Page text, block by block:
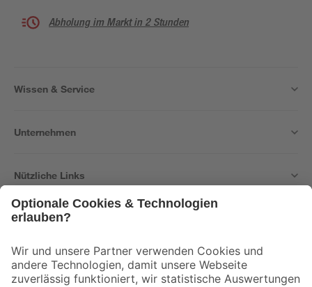
Abholung im Markt in 2 Stunden
Wissen & Service
Unternehmen
Nützliche Links
Der toom Newsletter: Keine Angebote und Aktionen mehr verpassen!
Zur Newsletter Anmeldung